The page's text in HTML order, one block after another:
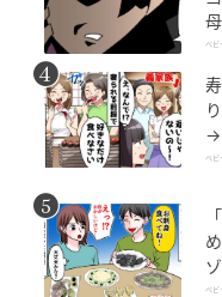
ベビ
→
ベビ
ベビ